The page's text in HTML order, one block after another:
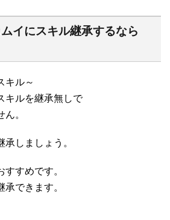
イにスキル継承するなら
キル～
キルを継承無しで
。
承しましょう。
すめです。
できます。